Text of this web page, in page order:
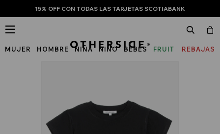
15% OFF CON TODAS LAS TARJETAS SCOTIABANK
MUJER HOMBRE NIÑA NIÑO BEBÉS
FRUIT
REBAJAS
